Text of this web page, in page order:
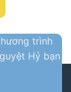
trình
Hỷ bạn